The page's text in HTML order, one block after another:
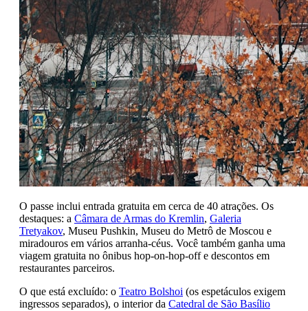
O passe inclui entrada gratuita em cerca de 40 atrações. Os
destaques: a Câmara de Armas do Kremlin, Galeria
Tretyakov, Museu Pushkin, Museu do Metrô de Moscou e
miradouros em vários arranha-céus. Você também ganha uma
viagem gratuita no ônibus hop-on-hop-off e descontos em
restaurantes parceiros.
O que está excluído: o Teatro Bolshoi (os espetáculos exigem
ingressos separados), o interior da Catedral de São Basílio